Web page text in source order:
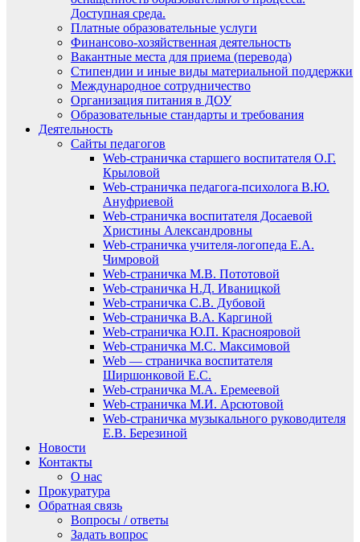
Доступная среда.
Платные образовательные услуги
Финансово-хозяйственная деятельность
Вакантные места для приема (перевода)
Стипендии и иные виды материальной поддержки
Международное сотрудничество
Организация питания в ДОУ
Образовательные стандарты и требования
Деятельность
Сайты педагогов
Web-страничка старшего воспитателя О.Г.
Крыловой
Web-страничка педагога-психолога В.Ю.
Ануфриевой
Web-страничка воспитателя Досаевой
Христины Александровны
Web-страничка учителя-логопеда Е.А.
Чимровой
Web-страничка М.В. Пототовой
Web-страничка Н.Д. Иваницкой
Web-страничка С.В. Дубовой
Web-страничка В.А. Каргиной
Web-страничка Ю.П. Краснояровой
Web-страничка М.С. Максимовой
Web — страничка воспитателя
Ширшонковой Е.С.
Web-страничка М.А. Еремеевой
Web-страничка М.И. Арсютовой
Web-страничка музыкального руководителя
Е.В. Березиной
Новости
Контакты
О нас
Прокуратура
Обратная связь
Вопросы / ответы
Задать вопрос